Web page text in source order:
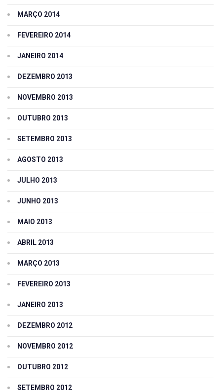
MARÇO 2014
FEVEREIRO 2014
JANEIRO 2014
DEZEMBRO 2013
NOVEMBRO 2013
OUTUBRO 2013
SETEMBRO 2013
AGOSTO 2013
JULHO 2013
JUNHO 2013
MAIO 2013
ABRIL 2013
MARÇO 2013
FEVEREIRO 2013
JANEIRO 2013
DEZEMBRO 2012
NOVEMBRO 2012
OUTUBRO 2012
SETEMBRO 2012